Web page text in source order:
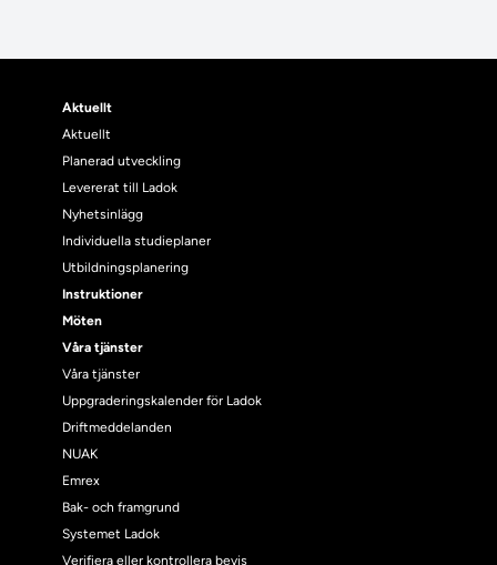
Aktuellt
Aktuellt
Planerad utveckling
Levererat till Ladok
Nyhetsinlägg
Individuella studieplaner
Utbildningsplanering
Instruktioner
Möten
Våra tjänster
Våra tjänster
Uppgraderingskalender för Ladok
Driftmeddelanden
NUAK
Emrex
Bak- och framgrund
Systemet Ladok
Verifiera eller kontrollera bevis